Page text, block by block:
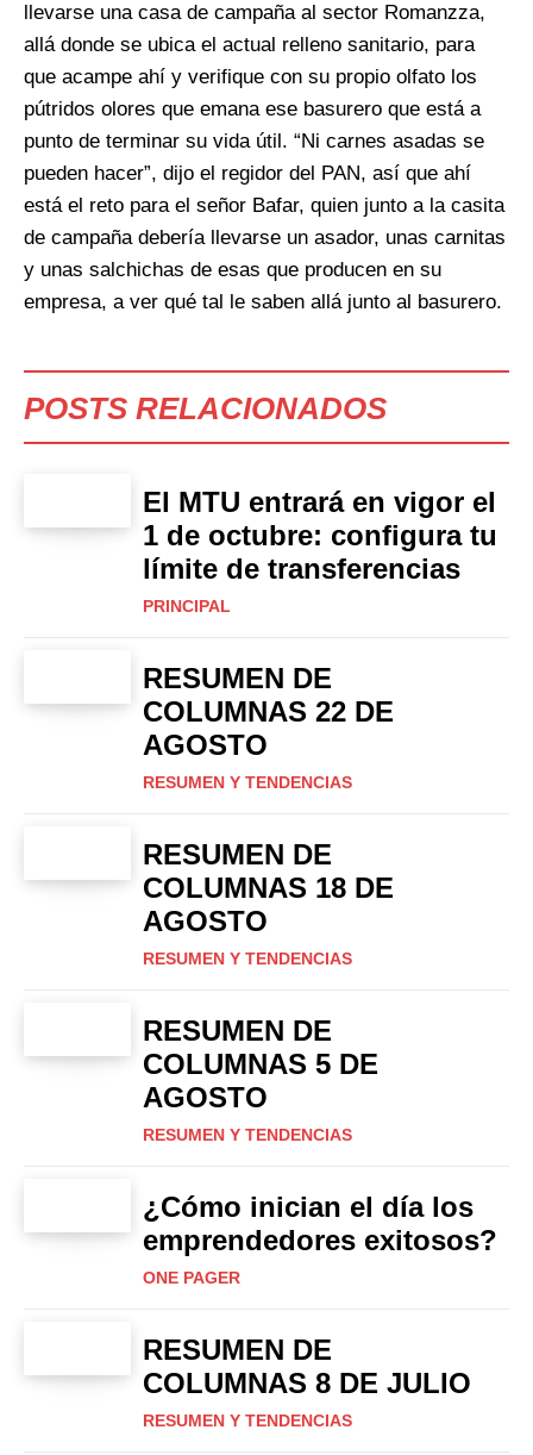
llevarse una casa de campaña al sector Romanzza,
allá donde se ubica el actual relleno sanitario, para
que acampe ahí y verifique con su propio olfato los
pútridos olores que emana ese basurero que está a
punto de terminar su vida útil. “Ni carnes asadas se
pueden hacer”, dijo el regidor del PAN, así que ahí
está el reto para el señor Bafar, quien junto a la casita
de campaña debería llevarse un asador, unas carnitas
y unas salchichas de esas que producen en su
empresa, a ver qué tal le saben allá junto al basurero.
POSTS RELACIONADOS
El MTU entrará en vigor el
1 de octubre: configura tu
límite de transferencias
PRINCIPAL
RESUMEN DE
COLUMNAS 22 DE
AGOSTO
RESUMEN Y TENDENCIAS
RESUMEN DE
COLUMNAS 18 DE
AGOSTO
RESUMEN Y TENDENCIAS
RESUMEN DE
COLUMNAS 5 DE
AGOSTO
RESUMEN Y TENDENCIAS
¿Cómo inician el día los
emprendedores exitosos?
ONE PAGER
RESUMEN DE
COLUMNAS 8 DE JULIO
RESUMEN Y TENDENCIAS